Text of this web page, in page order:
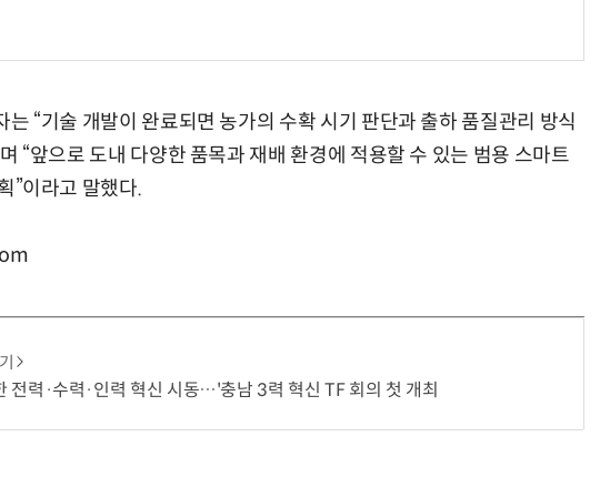
“기술 개발이 완료되면 농가의 수확 시기 판단과 출하 품질관리 방식
“앞으로 도내 다양한 품목과 재배 환경에 적용할 수 있는 범용 스마트
”이라고 말했다.
전력·수력·인력 혁신 시동…'충남 3력 혁신 TF 회의 첫 개최